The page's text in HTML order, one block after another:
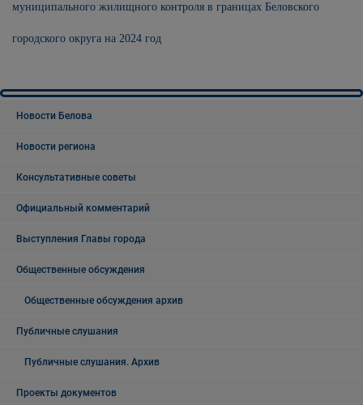
муниципального жилищного контроля в границах Беловского
городского округа на 2024 год
Новости Белова
Новости региона
Консультативные советы
Официальный комментарий
Выступления Главы города
Общественные обсуждения
Общественные обсуждения архив
Публичные слушания
Публичные слушания. Архив
Проекты документов